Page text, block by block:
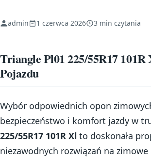
admin 1 czerwca 2026 3 min czytania
Triangle Pl01 225/55R17
Pojazdu
Wybór odpowiednich opon
bezpieczeństwo i komfort jazdy w
225/55R17 101R Xl to doskonała
niezawodnych rozwiązań na